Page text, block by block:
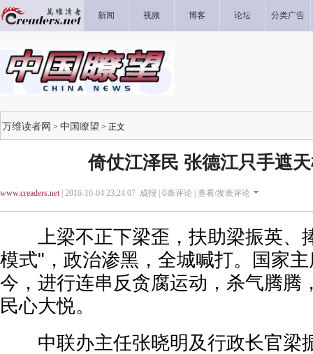
新闻 视频 博客 论坛 分类广告
万维读者网 > 中国瞭望 > 正文
倚仗江泽民 张德江只手遮
www.creaders.net| 2016-10-04 23:24:07 成报 | 0条评论 | 查看/发表评论
上梁不正下梁歪，扶助梁振英、
模式"，政治渗黑，全城喊打。国家
今，进行连串反贪腐运动，杀气腾腾
民心大悦。
中联办主任张晓明及行政长官梁